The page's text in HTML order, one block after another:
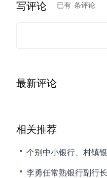
写评论 已有 条评论
最新评论
相关推荐
李勇任常熟银行副行